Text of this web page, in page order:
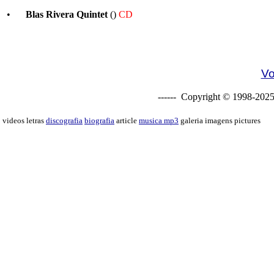
• Blas Rivera Quintet () CD
------ Copyright © 1998-
videos letras discografia biografia article musica mp3 galeria imagens pictures